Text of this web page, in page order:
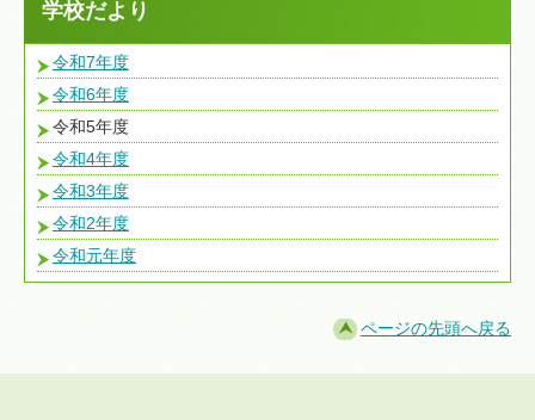
学校だより
令和7年度
令和6年度
令和5年度
令和4年度
令和3年度
令和2年度
令和元年度
ページの先頭へ戻る